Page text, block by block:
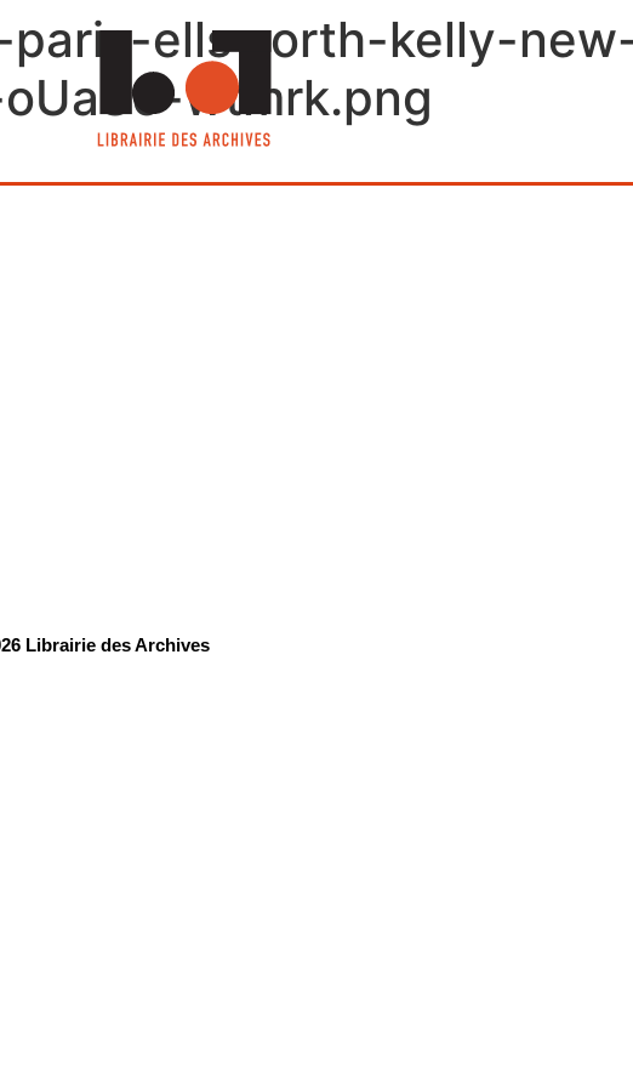
ellsworth-kelly-
wtmrk.png
Librairie des Archives